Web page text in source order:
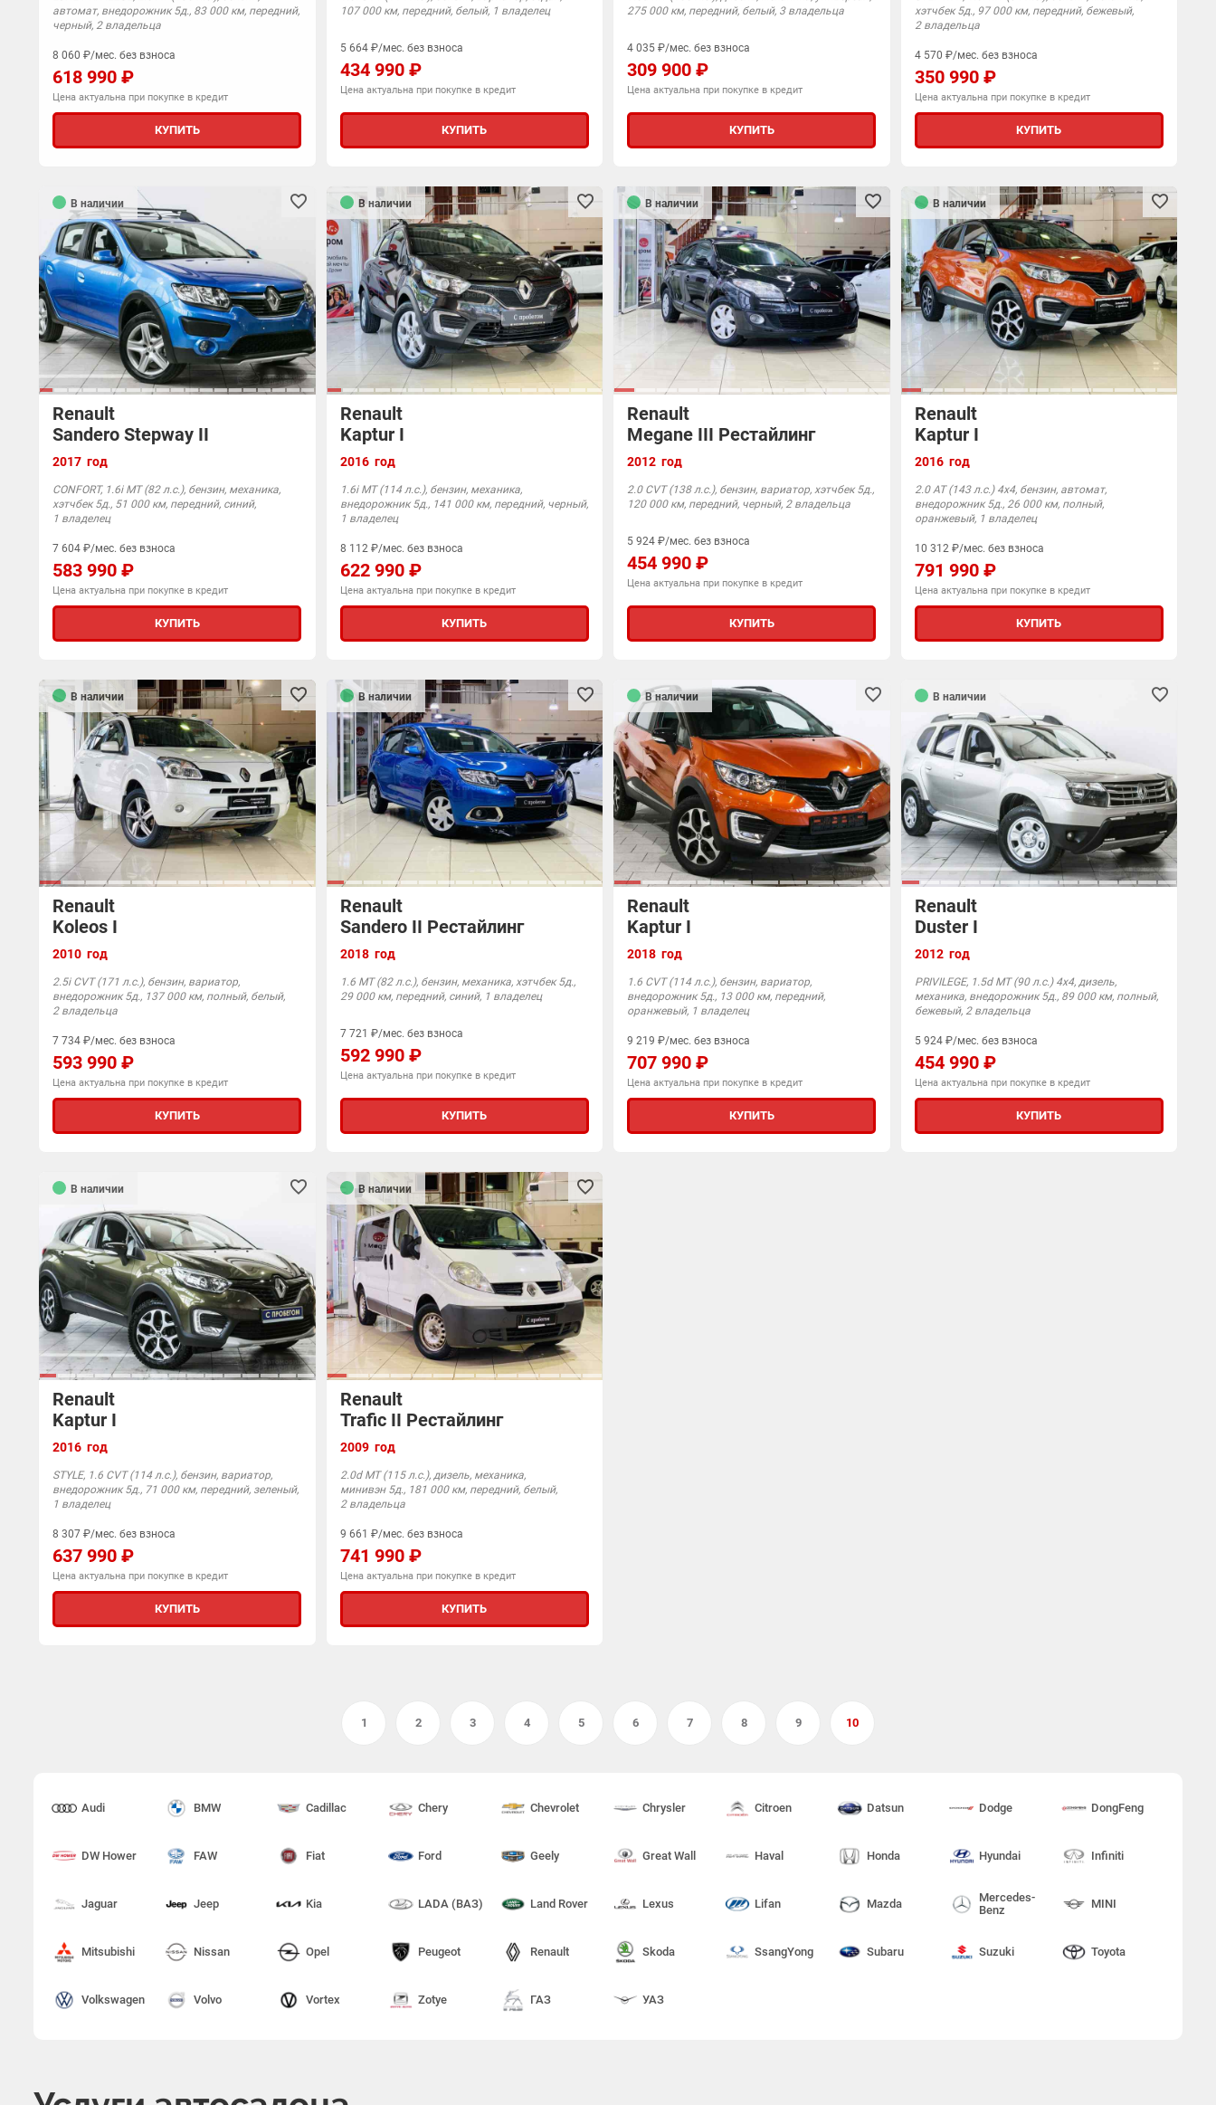
автомат, внедорожник 5д., 83 000 км, передний,
черный, 2 владельца
8 060 ₽/мес. без взноса
618 990 ₽
Цена актуальна при покупке в кредит
КУПИТЬ
107 000 км, передний, белый, 1 владелец
5 664 ₽/мес. без взноса
434 990 ₽
Цена актуальна при покупке в кредит
КУПИТЬ
275 000 км, передний, белый, 3 владельца
4 035 ₽/мес. без взноса
309 900 ₽
Цена актуальна при покупке в кредит
КУПИТЬ
хэтчбек 5д., 97 000 км, передний, бежевый,
2 владельца
4 570 ₽/мес. без взноса
350 990 ₽
Цена актуальна при покупке в кредит
КУПИТЬ
В наличии
Renault
Sandero Stepway II
2017 год
CONFORT, 1.6i MT (82 л.с.), бензин, механика,
хэтчбек 5д., 51 000 км, передний, синий,
1 владелец
7 604 ₽/мес. без взноса
583 990 ₽
Цена актуальна при покупке в кредит
КУПИТЬ
В наличии
Renault
Kaptur I
2016 год
1.6i MT (114 л.с.), бензин, механика,
внедорожник 5д., 141 000 км, передний, черный,
1 владелец
8 112 ₽/мес. без взноса
622 990 ₽
Цена актуальна при покупке в кредит
КУПИТЬ
В наличии
Renault
Megane III Рестайлинг
2012 год
2.0 CVT (138 л.с.), бензин, вариатор, хэтчбек 5д.,
120 000 км, передний, черный, 2 владельца
5 924 ₽/мес. без взноса
454 990 ₽
Цена актуальна при покупке в кредит
КУПИТЬ
В наличии
Renault
Kaptur I
2016 год
2.0 AT (143 л.с.) 4x4, бензин, автомат,
внедорожник 5д., 26 000 км, полный,
оранжевый, 1 владелец
10 312 ₽/мес. без взноса
791 990 ₽
Цена актуальна при покупке в кредит
КУПИТЬ
В наличии
Renault
Koleos I
2010 год
2.5i CVT (171 л.с.), бензин, вариатор,
внедорожник 5д., 137 000 км, полный, белый,
2 владельца
7 734 ₽/мес. без взноса
593 990 ₽
Цена актуальна при покупке в кредит
КУПИТЬ
В наличии
Renault
Sandero II Рестайлинг
2018 год
1.6 MT (82 л.с.), бензин, механика, хэтчбек 5д.,
29 000 км, передний, синий, 1 владелец
7 721 ₽/мес. без взноса
592 990 ₽
Цена актуальна при покупке в кредит
КУПИТЬ
В наличии
Renault
Kaptur I
2018 год
1.6 CVT (114 л.с.), бензин, вариатор,
внедорожник 5д., 13 000 км, передний,
оранжевый, 1 владелец
9 219 ₽/мес. без взноса
707 990 ₽
Цена актуальна при покупке в кредит
КУПИТЬ
В наличии
Renault
Duster I
2012 год
PRIVILEGE, 1.5d MT (90 л.с.) 4x4, дизель,
механика, внедорожник 5д., 89 000 км, полный,
бежевый, 2 владельца
5 924 ₽/мес. без взноса
454 990 ₽
Цена актуальна при покупке в кредит
КУПИТЬ
В наличии
Renault
Kaptur I
2016 год
STYLE, 1.6 CVT (114 л.с.), бензин, вариатор,
внедорожник 5д., 71 000 км, передний, зеленый,
1 владелец
8 307 ₽/мес. без взноса
637 990 ₽
Цена актуальна при покупке в кредит
КУПИТЬ
В наличии
Renault
Trafic II Рестайлинг
2009 год
2.0d MT (115 л.с.), дизель, механика,
минивэн 5д., 181 000 км, передний, белый,
2 владельца
9 661 ₽/мес. без взноса
741 990 ₽
Цена актуальна при покупке в кредит
КУПИТЬ
1 2 3 4 5 6 7 8 9 10
Audi BMW Cadillac Chery Chevrolet Chrysler Citroen Datsun Dodge DongFeng
DW Hower FAW Fiat Ford Geely Great Wall Haval Honda Hyundai Infiniti
Jaguar Jeep Kia LADA (ВАЗ) Land Rover Lexus Lifan Mazda
Mercedes-
Benz
MINI
Mitsubishi Nissan Opel Peugeot Renault Skoda SsangYong Subaru Suzuki Toyota
Volkswagen Volvo Vortex Zotye ГАЗ УАЗ